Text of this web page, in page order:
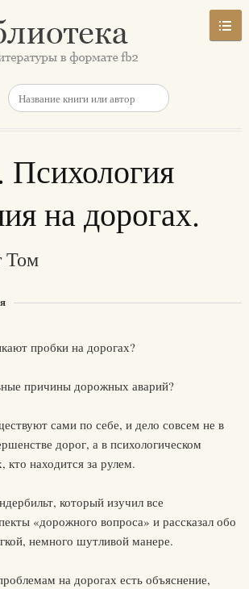
на дорогах.
Том
пробки на дорогах?
причины дорожных аварий?
сами по себе, и дело совсем не в
дорог, а в психологическом
кто находится за рулем.
который изучил все
«дорожного вопроса» и рассказал обо
немного шутливой манере.
на дорогах есть объяснение,